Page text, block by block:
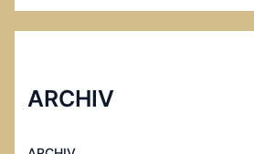
ARCHIV